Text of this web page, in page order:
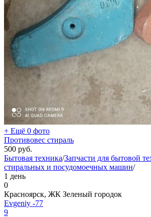
+ Ещё 0 фото
Противовес стираль
500 руб.
Бытовая техника/Запчасти для бытовой
стиральных и посудомоечных машин/
1 день
0
Красноярск, ЖК Зеленый городок
Evgeniy -77
9